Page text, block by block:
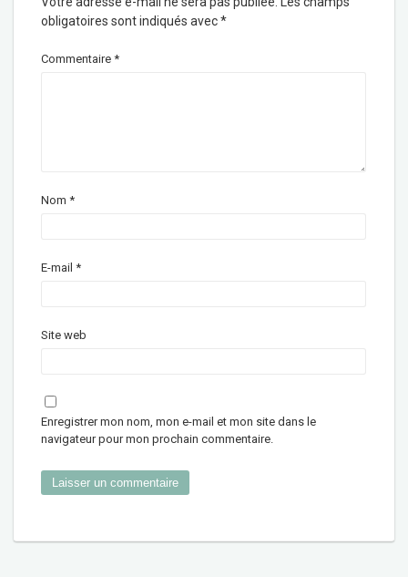
obligatoires sont indiqués avec*
Commentaire *
Nom *
E-mail *
Site web
Enregistrer mon nom, mon e-mail et mon site dans le
navigateur pour mon prochain commentaire.